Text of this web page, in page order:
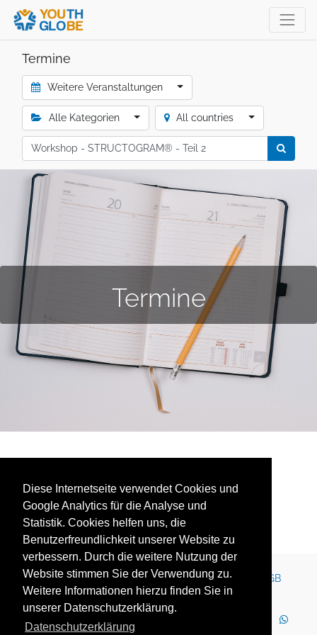
Diese Internetseite verwendet Cookies und
Google Analytics für die Analyse und
Statistik. Cookies helfen uns, die
Benutzerfreundlichkeit unserer Website zu
verbessern. Durch die weitere Nutzung der
Website stimmen Sie der Verwendung zu.
Weitere Informationen hierzu finden Sie in
unserer Datenschutzerklärung.
Datenschutzerklärung
Termine
Weitere Veranstaltungen
Alle Kategorien All countries
Termine
Kontakt Impressum Newsletter Karriere
AGB
Datenschutz
Nutzungsbedingungen